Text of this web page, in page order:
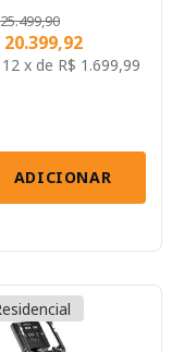
20.399,92
12 x de R$ 1.699,99
ADICIONAR